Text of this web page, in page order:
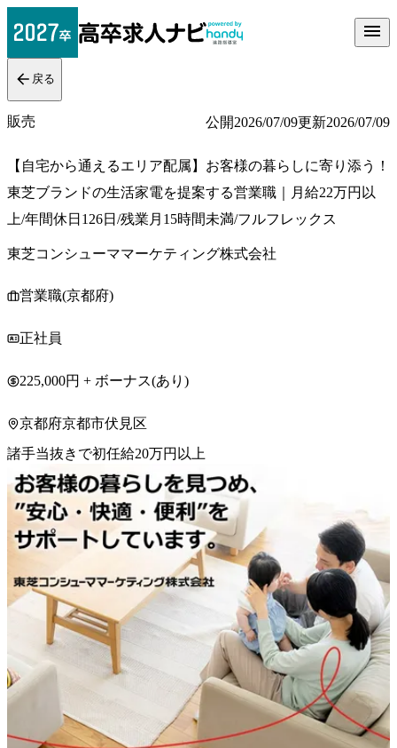
戻る
販売 公開2026/07/09更新2026/07/09
【自宅から通えるエリア配属】お客様の暮らしに寄り添う！
東芝ブランドの生活家電を提案する営業職｜月給22万円以
上/年間休日126日/残業月15時間未満/フルフレックス
東芝コンシューママーケティング株式会社
営業職(京都府)
正社員
225,000円 + ボーナス(あり)
京都府京都市伏見区
諸手当抜きで初任給20万円以上